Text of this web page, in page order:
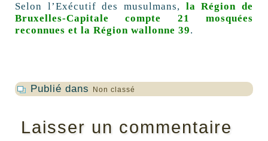
Selon l’Exécutif des musulmans, la Région de
Bruxelles-Capitale compte 21 mosquées
reconnues et la Région wallonne 39.
Publié dans Non classé
Laisser un commentaire